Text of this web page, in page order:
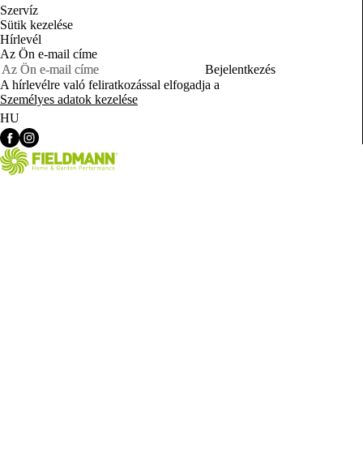
Szervíz
Sütik kezelése
Hírlevél
Az Ön e-mail címe
Bejelentkezés
A hírlevélre való feliratkozással elfogadja a
Személyes adatok kezelése
HU